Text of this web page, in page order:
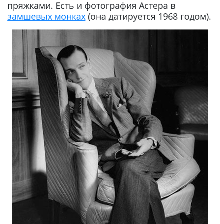
пряжками. Есть и фотография Астера в
замшевых монках (она датируется 1968 годом).